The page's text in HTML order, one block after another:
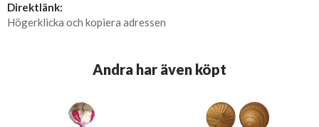
Direktlänk:
Högerklicka och kopiera adressen
Andra har även köpt